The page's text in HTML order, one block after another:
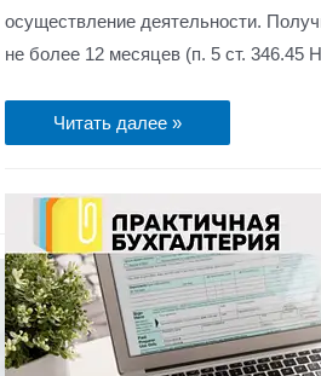
осуществление деятельности.
не более 12 месяцев (п. 5 ст.
Читать далее »